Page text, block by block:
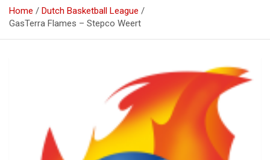
Home
Dutch Basketball League
GasTerra Flames – Stepco Weert